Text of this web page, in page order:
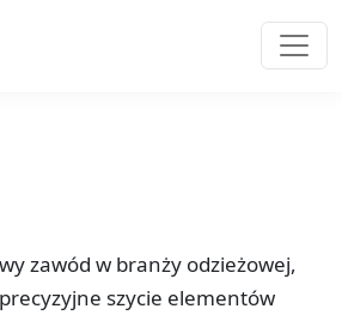
zawód w branży odzieżowej,
szycie elementów